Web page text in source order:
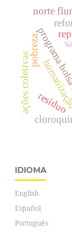
pobreza
resíduo
ações coletivas
norte
IDIOMA
English
Español
Português